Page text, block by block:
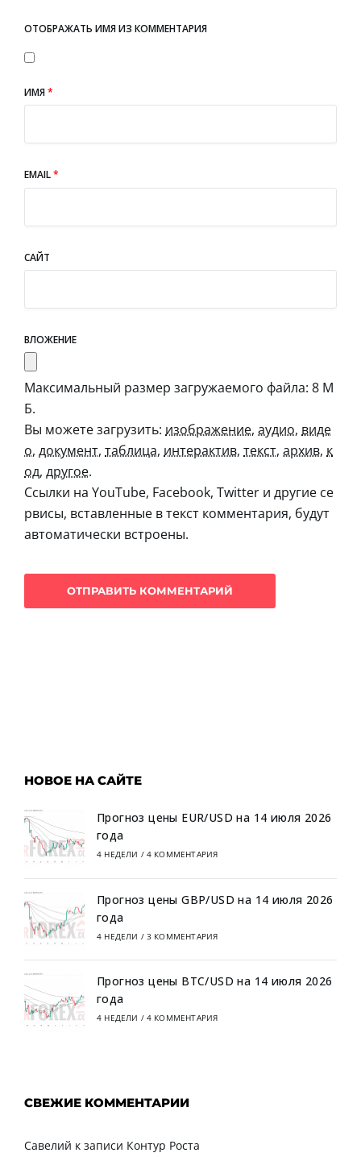
ОТОБРАЖАТЬ ИМЯ ИЗ КОММЕНТАРИЯ
ИМЯ*
EMAIL*
САЙТ
ВЛОЖЕНИЕ
Максимальный размер загружаемого файла: 8 М
Б.
Вы можете загрузить: изображение, аудио, виде
о, документ, таблица, интерактив, текст, архив, к
од, другое.
Ссылки на YouTube, Facebook, Twitter и другие се
рвисы, вставленные в текст комментария, будут
автоматически встроены.
НОВОЕ НА САЙТЕ
Прогноз цены EUR/USD на 14 июля 2026
года
4 НЕДЕЛИ / 4 КОММЕНТАРИЯ
Прогноз цены GBP/USD на 14 июля 2026
года
4 НЕДЕЛИ / 3 КОММЕНТАРИЯ
Прогноз цены BTC/USD на 14 июля 2026
года
4 НЕДЕЛИ / 4 КОММЕНТАРИЯ
СВЕЖИЕ КОММЕНТАРИИ
Савелий к записи Контур Роста